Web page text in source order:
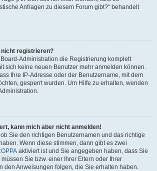
Anfragen zu diesem Forum gibt?“ behandelt
registrieren?
Administration die Registrierung komplett
sich keine neuen Benutzer mehr anmelden können.
Ihre IP-Adresse oder der Benutzername, mit dem
gesperrt wurden. Um Hilfe zu erhalten, wenden
kann mich aber nicht anmelden!
Sie den richtigen Benutzernamen und das richtige
Wenn diese stimmen, dann gibt es zwei
aktiviert ist und Sie angegeben haben, dass Sie
Sie bzw. einer Ihrer Eltern oder Ihrer
den Anweisungen folgen, die Sie erhalten haben.